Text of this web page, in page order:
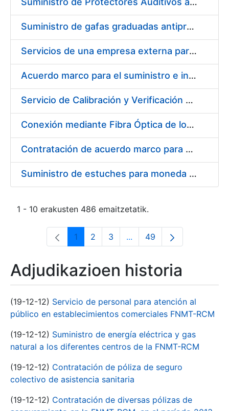
Suministro de gafas graduadas antiproyecciones para los trabajadores de la FNMT-RCM en los centros de trabajo de Madrid y Burgos
Servicios de una empresa externa para el asesoramiento y resolución de los recursos de alzada que se presentan relacionados con procesos de selección para la FNMT-RCM
Acuerdo marco para el suministro e instalación de persianas, estores y otros complementos
Servicio de Calibración y Verificación Externa de los Equipos de Medición del Servicio de Prevención de la FNMT-RCM
Conexión mediante Fibra Óptica de los Centros de Proceso de Datos (CPDs) de las sedes de la FNMT-RCM de Burgos y Madrid
Contratación de acuerdo marco para el Suministro de Material de Electricidad para la Fábrica Nacional de Moneda y Timbre-Real Casa de la Moneda en su centro de trabajo de Burgos
Suministro de estuches para moneda de 30 €
1 - 10 erakusten 486 emaitzetatik.
Orrialdea
1 Orrialdea
2 Orrialdea
3 ...Intermediate Pages Use
Orrialdea
49
Adjudikazioen historia
(19-12-12) Servicio de personal para atención al
público en establecimientos comerciales FNMT-RCM
(19-12-12) Suministro de energía eléctrica y gas
natural a los diferentes centros de la FNMT-RCM
(19-12-12) Contratación de póliza de seguro
colectivo de asistencia sanitaria
(19-12-12) Contratación de diversas pólizas de